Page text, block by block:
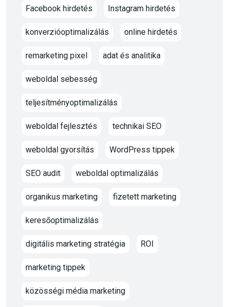
Facebook hirdetés Instagram hirdetés
konverzióoptimalizálás online hirdetés
remarketing pixel adat és analitika
weboldal sebesség
teljesítményoptimalizálás
weboldal fejlesztés technikai SEO
weboldal gyorsítás WordPress tippek
SEO audit weboldal optimalizálás
organikus marketing fizetett marketing
keresőoptimalizálás
digitális marketing stratégia ROI
marketing tippek
közösségi média marketing